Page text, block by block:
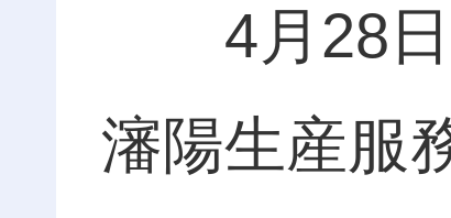
4月28日
瀋陽生産服